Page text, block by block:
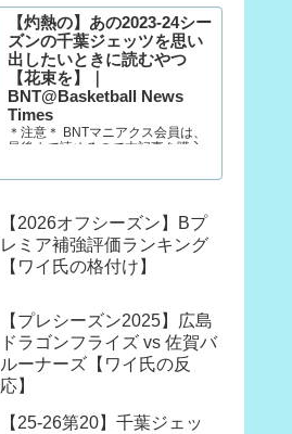
【灼熱の】あの2023-24シー
ズンの千葉ジェッツを思い
出したいときに読むやつ
【花束を】｜
BNT@Basketball News
Times
＊注意＊ BNTマニアクス会員は、
最後まで読めるので本記事を購入
ス会員以外の方で、「この記事だ
れば、今月だけマニアクス会員に
なった方が390円安いです。
（訳：石油王は3部買っていけ）
10年後も千葉…
【2026オフシーズン】Bプ
レミア補強評価ランキング
【ワイ氏の格付け】
【プレシーズン2025】広島
ドラゴンフライズ vs 佐賀バ
ルーナーズ【ワイ氏の反
応】
【25-26第20】千葉ジェッ